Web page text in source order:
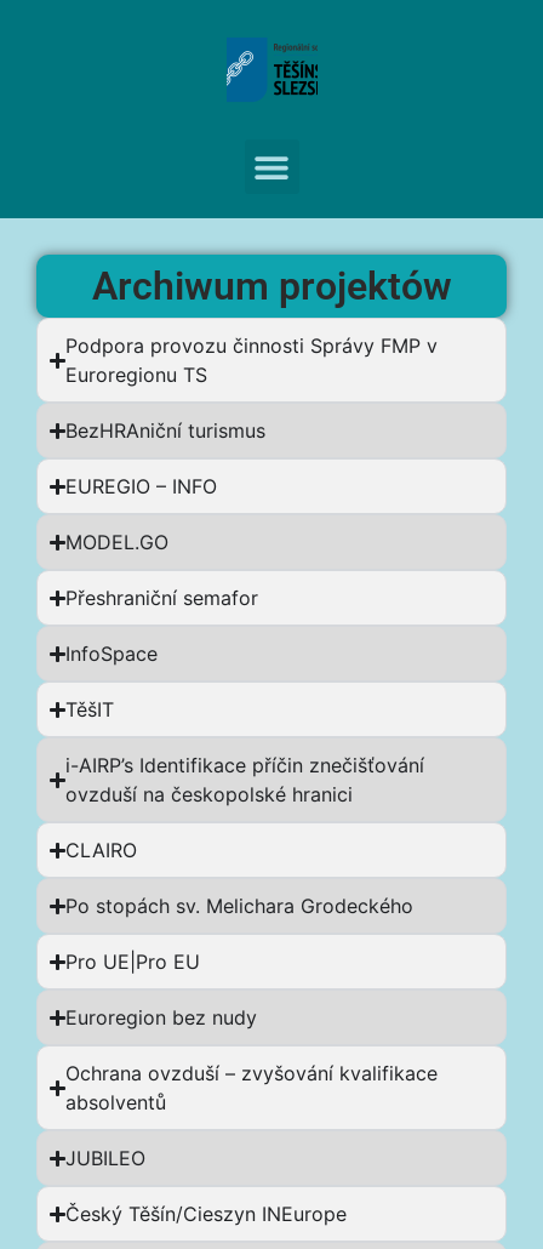
Archiwum projektów
Podpora provozu činnosti Správy FMP v
Euroregionu TS
BezHRAniční turismus
EUREGIO – INFO
MODEL.GO
Přeshraniční semafor
InfoSpace
TěšIT
i-AIRP’s Identifikace příčin znečišťování
ovzduší na českopolské hranici
CLAIRO
Po stopách sv. Melichara Grodeckého
Pro UE|Pro EU
Euroregion bez nudy
Ochrana ovzduší – zvyšování kvalifikace
absolventů
JUBILEO
Český Těšín/Cieszyn INEurope